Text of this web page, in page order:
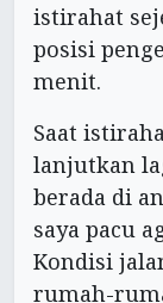
istirahat
posisi
menit.
Saat
lanjutkan
berada di
saya pacu
Kondisi
rumah-